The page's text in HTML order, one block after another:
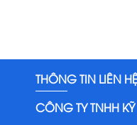
THÔNG TIN LIÊN
CÔNG TY TNHH